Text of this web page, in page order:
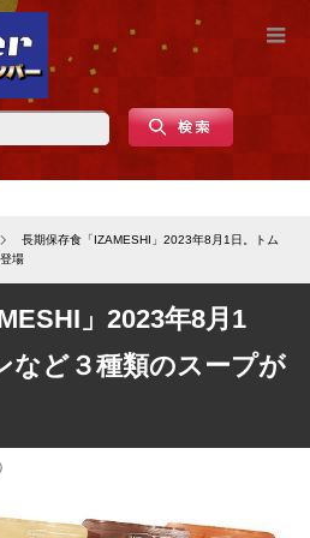
長期保存食「IZAMESHI」2023年8月1日。トム
場
」2023年8月1
など３種類のスープが